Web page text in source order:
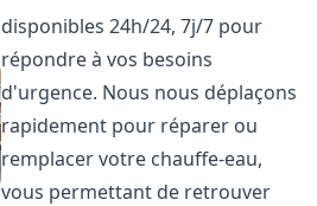
disponibles 24h/24, 7j/7 pour
répondre à vos besoins
d'urgence. Nous nous déplaçons
rapidement pour réparer ou
remplacer votre chauffe-eau,
vous permettant de retrouver